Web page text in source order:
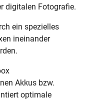
digitalen Fotografie.
ein spezielles
ineinander
Akkus bzw.
optimale